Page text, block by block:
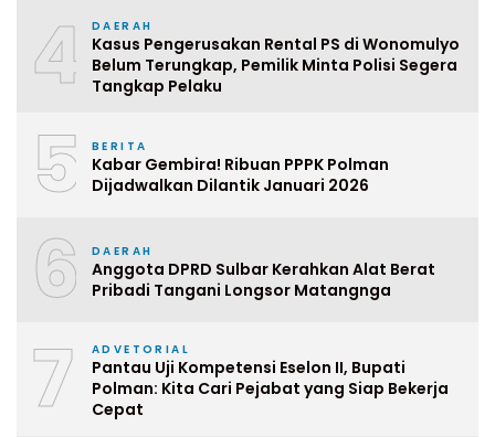
4 DAERAH
Kasus Pengerusakan Rental PS di Wonomulyo
Belum Terungkap, Pemilik Minta Polisi Segera
Tangkap Pelaku
5 BERITA
Kabar Gembira! Ribuan PPPK Polman
Dijadwalkan Dilantik Januari 2026
6 DAERAH
Anggota DPRD Sulbar Kerahkan Alat Berat
Pribadi Tangani Longsor Matangnga
7 ADVETORIAL
Pantau Uji Kompetensi Eselon II, Bupati
Polman: Kita Cari Pejabat yang Siap Bekerja
Cepat